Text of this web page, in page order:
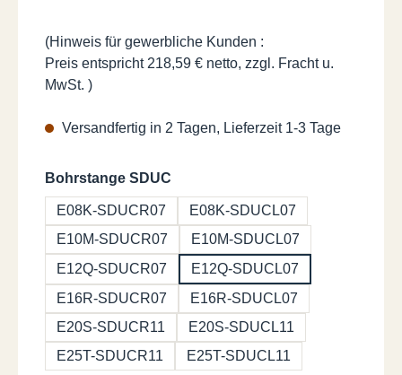
(Hinweis für gewerbliche Kunden :
Preis entspricht 218,59 € netto, zzgl. Fracht u.
MwSt. )
Versandfertig in 2 Tagen, Lieferzeit 1-3 Tage
Bohrstange SDUC
E08K-SDUCR07
E08K-SDUCL07
E10M-SDUCR07
E10M-SDUCL07
E12Q-SDUCR07
E12Q-SDUCL07
E16R-SDUCR07
E16R-SDUCL07
E20S-SDUCR11
E20S-SDUCL11
E25T-SDUCR11
E25T-SDUCL11